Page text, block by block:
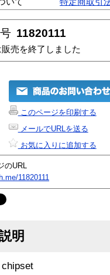
11820111
売を終了しました
このページを印刷する
メールでURLを送る
お気に入りに追加する
のURL
11820111
明